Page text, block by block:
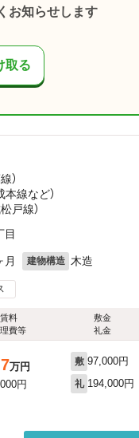
お知らせします
取る
）
本線など）
戸線）
目
月 建物構造 木造
賃料
費等
敷金
礼金
万円
円
敷 97,000円
礼 194,000円